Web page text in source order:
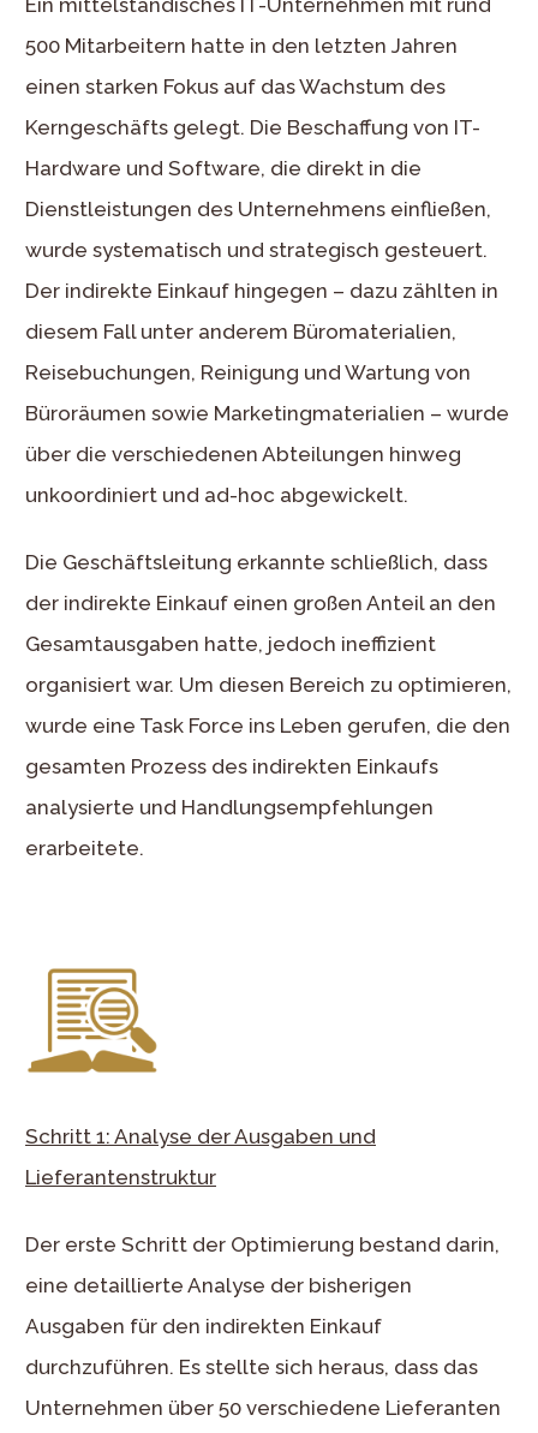
500 Mitarbeitern hatte in den letzten Jahren
einen starken Fokus auf das Wachstum des
Kerngeschäfts gelegt. Die Beschaffung von IT-
Hardware und Software, die direkt in die
Dienstleistungen des Unternehmens einfließen,
wurde systematisch und strategisch gesteuert.
Der indirekte Einkauf hingegen – dazu zählten in
diesem Fall unter anderem Büromaterialien,
Reisebuchungen, Reinigung und Wartung von
Büroräumen sowie Marketingmaterialien – wurde
über die verschiedenen Abteilungen hinweg
unkoordiniert und ad-hoc abgewickelt.
Die Geschäftsleitung erkannte schließlich, dass
der indirekte Einkauf einen großen Anteil an den
Gesamtausgaben hatte, jedoch ineffizient
organisiert war. Um diesen Bereich zu optimieren,
wurde eine Task Force ins Leben gerufen, die den
gesamten Prozess des indirekten Einkaufs
analysierte und Handlungsempfehlungen
erarbeitete.
Schritt 1: Analyse der Ausgaben und
Lieferantenstruktur
Der erste Schritt der Optimierung bestand darin,
eine detaillierte Analyse der bisherigen
Ausgaben für den indirekten Einkauf
durchzuführen. Es stellte sich heraus, dass das
Unternehmen über 50 verschiedene Lieferanten